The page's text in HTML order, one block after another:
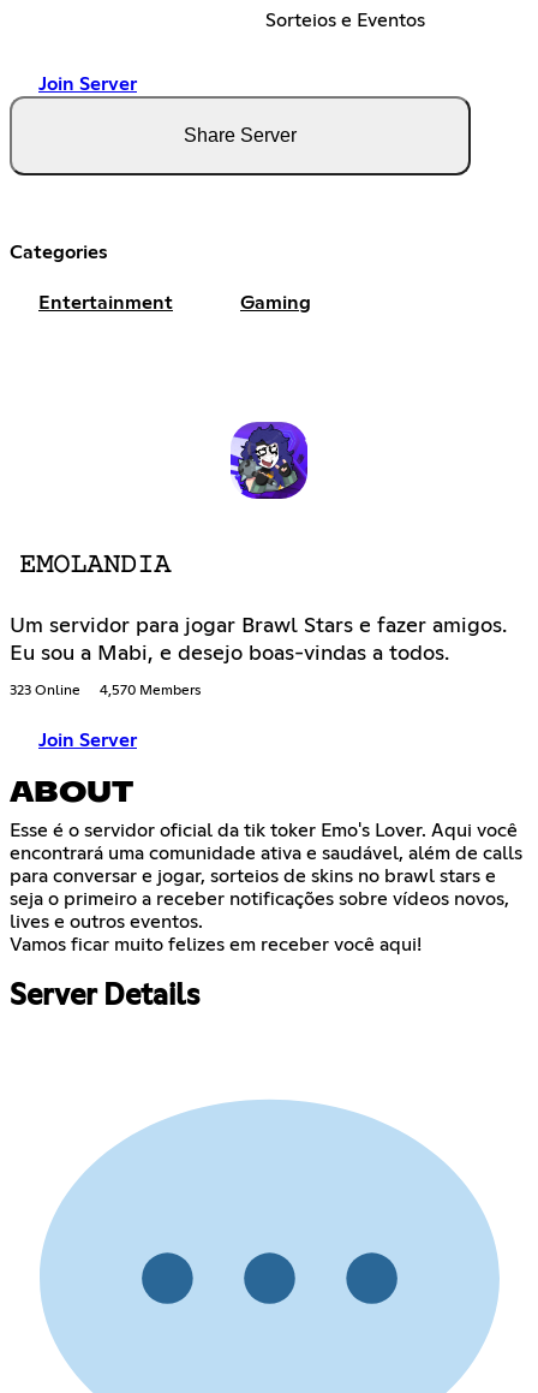
Sorteios e Eventos
Join Server
Share Server
Categories
Entertainment Gaming
𝙴𝙼𝙾𝙻𝙰𝙽𝙳𝙸𝙰
Um servidor para jogar Brawl Stars e fazer amigos.
Eu sou a Mabi, e desejo boas-vindas a todos.
323 Online 4,570 Members
Join Server
ABOUT
Esse é o servidor oficial da tik toker Emo's Lover. Aqui você
encontrará uma comunidade ativa e saudável, além de calls
para conversar e jogar, sorteios de skins no brawl stars e
seja o primeiro a receber notificações sobre vídeos novos,
lives e outros eventos.
Vamos ficar muito felizes em receber você aqui!
Server Details